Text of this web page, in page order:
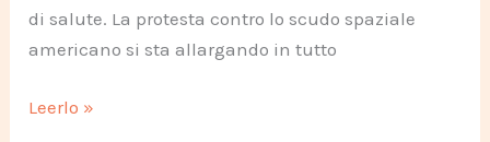
di salute. La protesta contro lo scudo spaziale
americano si sta allargando in tutto
Video
Leerlo »